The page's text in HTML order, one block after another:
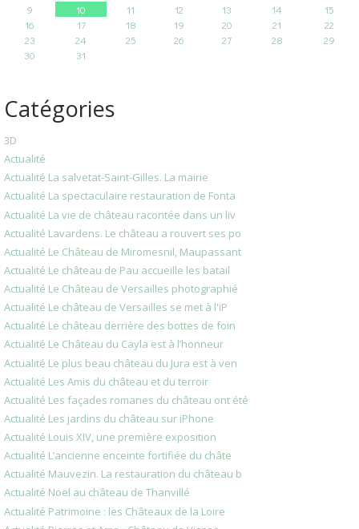
9
10 11 12 13 14
15
16
17 18 19 20 21
22
23
24 25 26 27 28
29
30
31
Catégories
3D
Actualité
Actualité La salvetat-Saint-Gilles. La mairie
Actualité La spectaculaire restauration de Fonta
Actualité La vie de château racontée dans un liv
Actualité Lavardens. Le château a rouvert ses po
Actualité Le Château de Miromesnil, Maupassant
Actualité Le château de Pau accueille les batail
Actualité Le Château de Versailles photographié
Actualité Le château de Versailles se met à l'iP
Actualité Le château derrière des bottes de foin
Actualité Le Château du Cayla est à l’honneur
Actualité Le plus beau château du Jura est à ven
Actualité Les Amis du château et du terroir
Actualité Les façades romanes du château ont été
Actualité Les jardins du château sur iPhone
Actualité Louis XIV, une première exposition
Actualité L’ancienne enceinte fortifiée du châte
Actualité Mauvezin. La restauration du château b
Actualité Noël au château de Thanvillé
Actualité Patrimoine : les Châteaux de la Loire